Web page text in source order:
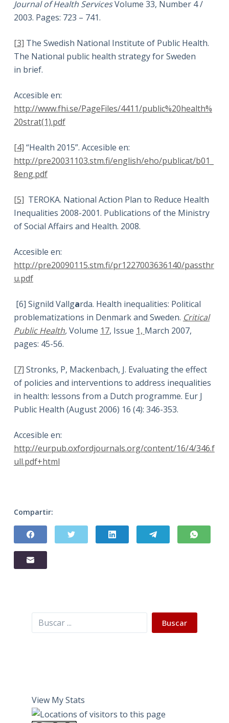
Journal of Health ServicesVolume 33, Number 4 /
2003. Pages: 723 – 741.
[3] The Swedish National Institute of Public Health.
The National public health strategy for Sweden
in brief.
Accesible en:
http://www.fhi.se/PageFiles/4411/public%20health%
20strat(1).pdf
[4] “Health 2015”. Accesible en:
http://pre20031103.stm.fi/english/eho/publicat/b01_
8eng.pdf
[5] TEROKA. National Action Plan to Reduce Health
Inequalities 2008-2001. Publications of the Ministry
of Social Affairs and Health. 2008.
Accesible en:
http://pre20090115.stm.fi/pr1227003636140/passthr
u.pdf
[6] Signild Vallgarda. Health inequalities: Political
problematizations in Denmark and Sweden. Critical
Public Health,Volume 17, Issue 1, March 2007,
pages: 45-56.
[7] Stronks, P, Mackenbach, J. Evaluating the effect
of policies and interventions to address inequalities
in health: lessons from a Dutch programme. Eur J
Public Health (August 2006) 16 (4): 346-353.
Accesible en:
http://eurpub.oxfordjournals.org/content/16/4/346.f
ull.pdf+html
Compartir:
Buscar Buscar
View My Stats